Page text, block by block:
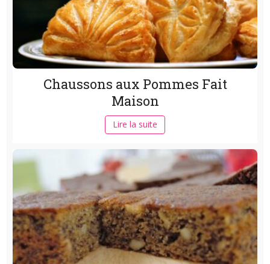
Chaussons aux Pommes Fait
Maison
Lire la suite